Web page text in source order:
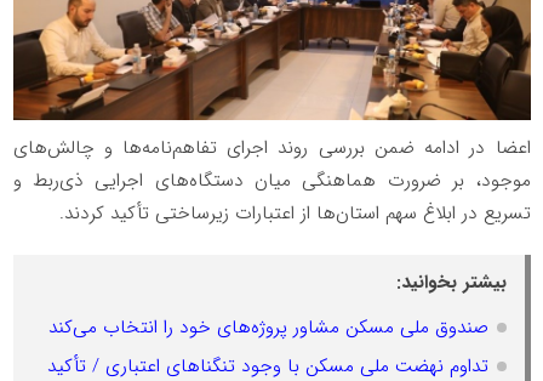
اعضا در ادامه ضمن بررسی روند اجرای تفاهم‌نامه‌ها و چالش‌های
موجود، بر ضرورت هماهنگی میان دستگاه‌های اجرایی ذی‌ربط و
تسریع در ابلاغ سهم استان‌ها از اعتبارات زیرساختی تأکید کردند.
بیشتر بخوانید:
صندوق ملی مسکن مشاور پروژه‌های خود را انتخاب می‌کند
تداوم نهضت ملی مسکن با وجود تنگناهای اعتباری / تأکید